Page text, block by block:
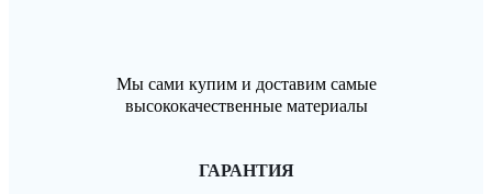
Мы сами купим и доставим самые
высококачественные материалы
ГАРАНТИЯ